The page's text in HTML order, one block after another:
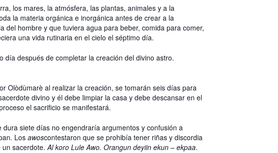
los mares, la atmósfera, las plantas, animales y a la
la materia orgánica e inorgánica antes de crear a la
del hombre y que tuviera agua para beber, comida para comer,
una vida rutinaria en el cielo el séptimo día.
después de completar la creación del divino astro.
Olòdùmarè al realizar la creación, se tomarán seis días para
divino y él debe limpiar la casa y debe descansar en el
el sacrificio se manifestará.
siete días no engendraría argumentos y confusión a
Los awoscontestaron que se prohibía tener riñas y discordia
un sacerdote.Al koro Lule Awo. Orangun deyiin ekun – ekpaa.